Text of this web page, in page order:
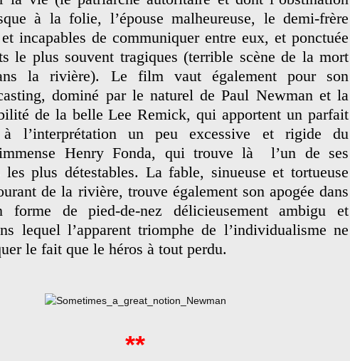
à la folie, l’épouse malheureuse, le demi-frère
incapables de communiquer entre eux, et ponctuée
le plus souvent tragiques (terrible scène de la mort
la rivière). Le film vaut également pour son
dominé par le naturel de Paul Newman et la
de la belle Lee Remick, qui apportent un parfait
à l’interprétation un peu excessive et rigide du
Henry Fonda, qui trouve là l’un de ses
les plus détestables. La fable, sinueuse et tortueuse
de la rivière, trouve également son apogée dans
de pied-de-nez délicieusement ambigu et
lequel l’apparent triomphe de l’individualisme ne
le fait que le héros à tout perdu.
**